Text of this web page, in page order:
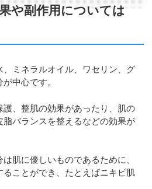
や副作用については
ミネラルオイル、ワセリン、グ
中心です。
護、整肌の効果があったり、肌の
脂バランスを整えるなどの効果が
肌に優しいものであるために、
ことができ、たとえばニキビ肌